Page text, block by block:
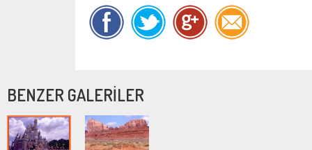
BENZER GALERİLER